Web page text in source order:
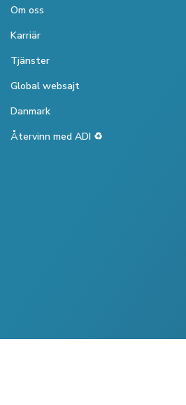
Om oss
Karriär
Tjänster
Global websajt
Danmark
Återvinn med ADI ♻️